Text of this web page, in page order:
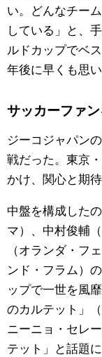
い。どんなチー
している」と、
ルドカップでベ
年後に早くも思い
サッカーファ
ジーコジャパン
戦だった。東京
かけ、関心と期
中盤を構成した
マ）、中村俊輔
（オランダ・フ
ンド・フラム）
ップで一世を風
のカルテット」
ニーニョ・セレ
テット」と話題に